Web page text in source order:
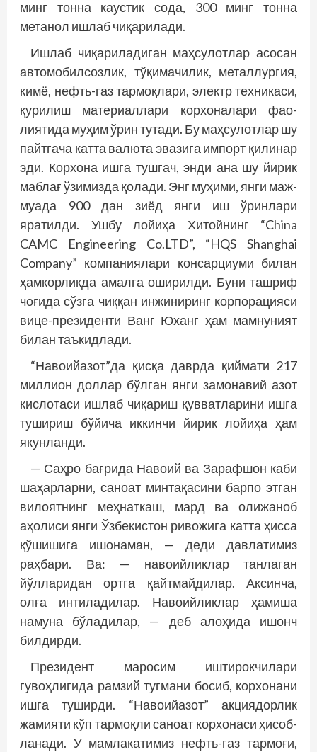
минг тонна каустик сода, 300 минг тонна
метанол ишлаб чиқарилади.
Ишлаб чиқариладиган маҳсулотлар асосан
автомобилсозлик, тўқимачилик, металлургия,
кимё, нефть-газ тармоқлари, электр техникаси,
қурилиш материаллари корхоналари фао­
лиятида муҳим ўрин тутади. Бу маҳсулотлар шу
пайтгача катта валюта эвазига импорт қилинар
эди. Корхона ишга тушгач, энди ана шу йирик
маблағ ўзимизда қолади. Энг муҳими, янги маж­
муада 900 дан зиёд янги иш ўринлари
яратилди. Ушбу ло­йиҳа Хитойнинг “China
CAMC Engineering Co.LTD”, “HQS Shanghai
Company” компаниялари консарциуми билан
ҳамкорликда амалга оширилди. Буни ташриф
чоғида сўзга чиққан инжиниринг корпорацияси
вице-президенти Ванг Юханг ҳам мамнуният
билан таъкидлади.
“Навоийазот”да қисқа даврда қиймати 217
миллион доллар бўлган янги замонавий азот
кислотаси ишлаб чиқариш қувватларини ишга
тушириш бўйича иккинчи йирик лойиҳа ҳам
якунланди.
— Саҳро бағрида Навоий ва Зарафшон каби
шаҳарларни, саноат минтақасини барпо этган
вилоятнинг меҳнаткаш, мард ва олижаноб
аҳолиси янги Ўзбекистон ривожига катта ҳисса
қўшишига ишонаман, — деди давлатимиз
раҳбари. Ва: — навоийликлар танлаган
йўлларидан ортга қайтмайдилар. Аксинча,
олға интиладилар. Навоийликлар ҳамиша
намуна бўладилар, — деб алоҳида ишонч
билдирди.
Президент маросим иштирокчилари
гувоҳлигида рамзий тугмани босиб, корхонани
ишга туширди. “Навоийазот” акциядорлик
жамияти кўп тармоқли саноат корхонаси ҳисоб­
ланади. У мамлакатимиз нефть-газ тармоғи,